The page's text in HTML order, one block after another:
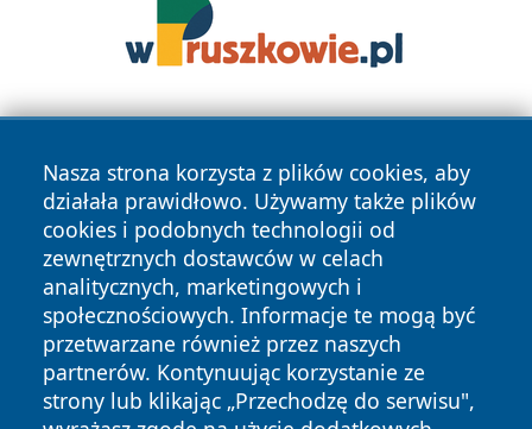
Nasza strona korzysta z plików cookies, aby
działała prawidłowo. Używamy także plików
cookies i podobnych technologii od
zewnętrznych dostawców w celach
analitycznych, marketingowych i
społecznościowych. Informacje te mogą być
przetwarzane również przez naszych
partnerów. Kontynuując korzystanie ze
strony lub klikając „Przechodzę do serwisu",
Copyright © 2026 wrotatarnowa.pl Wszystkie prawa
zastrzeżone.
News Autorzy
Polityka
Prywatności
Polityka
Cookies